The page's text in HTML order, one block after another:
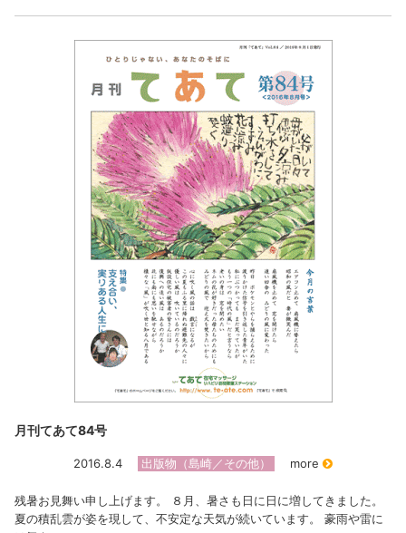
月刊てあて84号
2016.8.4 出版物（島崎／その他） more
残暑お見舞い申し上げます。 ８月、暑さも日に日に増してきました。
夏の積乱雲が姿を現して、不安定な天気が続いています。 豪雨や雷に